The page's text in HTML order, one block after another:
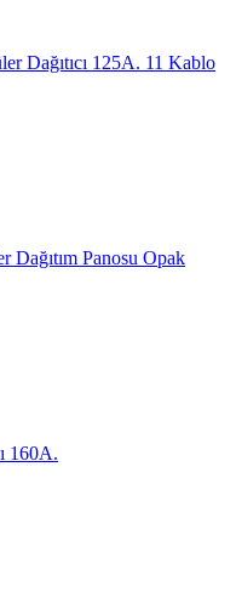
Dağıtıcı 125A. 11 Kablo
Dağıtım Panosu Opak
160A.